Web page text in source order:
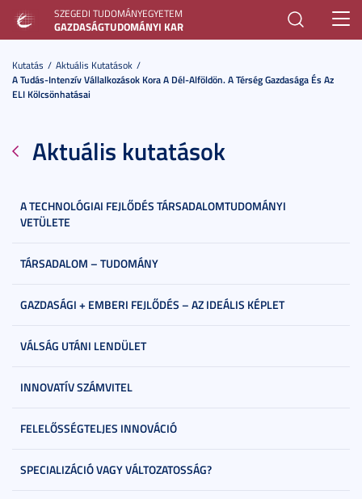
SZEGEDI TUDOMÁNYEGYETEM
GAZDASÁGTUDOMÁNYI KAR
Kutatás
Aktuális Kutatások
A Tudás-Intenzív Vállalkozások Kora A Dél-Alföldön. A Térség Gazdasága És Az
ELI Kölcsönhatásai
Aktuális kutatások
A TECHNOLÓGIAI FEJLŐDÉS TÁRSADALOMTUDOMÁNYI
VETÜLETE
TÁRSADALOM – TUDOMÁNY
GAZDASÁGI + EMBERI FEJLŐDÉS – AZ IDEÁLIS KÉPLET
VÁLSÁG UTÁNI LENDÜLET
INNOVATÍV SZÁMVITEL
FELELŐSSÉGTELJES INNOVÁCIÓ
SPECIALIZÁCIÓ VAGY VÁLTOZATOSSÁG?